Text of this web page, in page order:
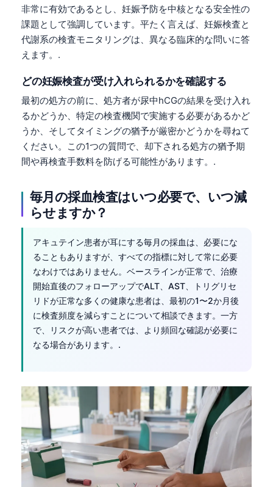
非常に有効であるとし、妊娠予防を中核となる安全性の
課題として強調しています。平たく言えば、妊娠検査と
代謝系の検査モニタリングは、異なる臨床的な問いに答
えます。.
どの妊娠検査が受け入れられるかを確認する
最初の処方の前に、処方者が尿中hCGの結果を受け入れ
るかどうか、特定の検査機関で実施する必要があるかど
うか、そしてタイミングの猶予が厳密かどうかを尋ねて
ください。この1つの質問で、却下される処方の猶予期
間や再検査手数料を防げる可能性があります。.
毎月の採血検査はいつ必要で、いつ減
らせますか？
アキュテイン患者が耳にする毎月の採血は、必要にな
ることもありますが、すべての指標に対して常に必要
なわけではありません。ベースラインが正常で、治療
開始直後のフォローアップでALT、AST、トリグリセ
リドが正常な多くの健康な患者は、最初の1〜2か月後
に検査頻度を減らすことについて相談できます。一方
で、リスクが高い患者では、より頻回な確認が必要に
なる場合があります。.